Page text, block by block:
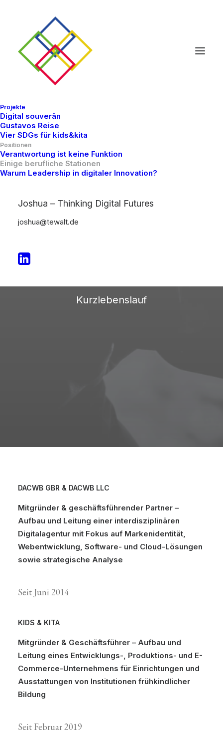
Projekte
Digital souverän
Gustavos Reise
Vier SDGs für kids&kita
Positionen
Verantwortung ist keine Funktion
Einige berufliche Stationen
Warum Leadership in digitaler Innovation?
Joshua – Thinking Digital Futures
joshua@tewalt.de
Kurzlebenslauf
DACWB GBR & DACWB LLC
Mitgründer & geschäftsführender Partner –
Aufbau und Leitung einer interdisziplinären
Digitalagentur mit Fokus auf Markenidentität,
Webentwicklung, Software- und Cloud-Lösungen
sowie strategische Analyse
Seit Juni 2014
KIDS & KITA
Mitgründer & Geschäftsführer – Aufbau und
Leitung eines Entwicklungs-, Produktions- und E-
Commerce-Unternehmens für Einrichtungen und
Ausstattungen von Institutionen frühkindlicher
Bildung
Seit Februar 2019